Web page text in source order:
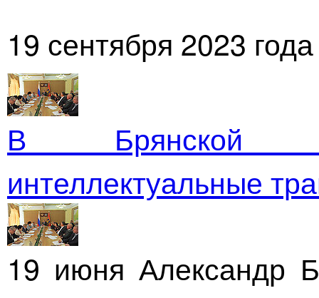
19 сентября 2023 года
В Брянской
интеллектуальные
19 июня Александр